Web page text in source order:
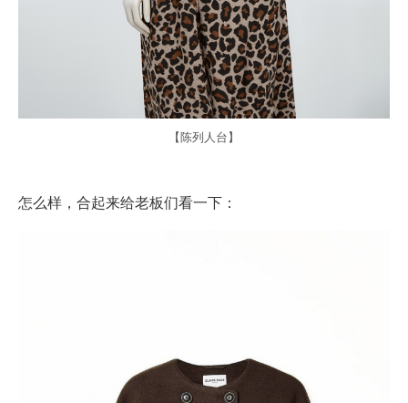
【陈列人台】
怎么样，合起来给老板们看一下：